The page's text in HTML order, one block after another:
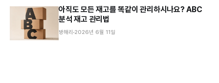
아직도 모든 재고를 똑같이 관리하시나요? ABC
분석 재고 관리법
방해리 2026년 6월 11일